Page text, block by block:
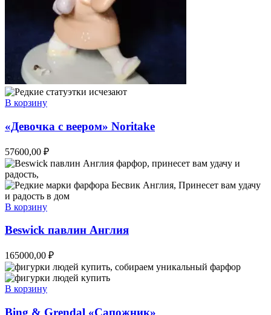
В корзину
«Девочка с веером» Noritake
57600,00 ₽
В корзину
Beswick павлин Англия
165000,00 ₽
В корзину
Bing & Grendal «Сапожник»